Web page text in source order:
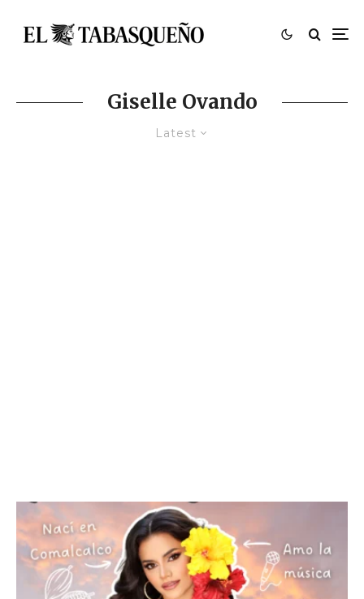
Giselle Ovando
Latest